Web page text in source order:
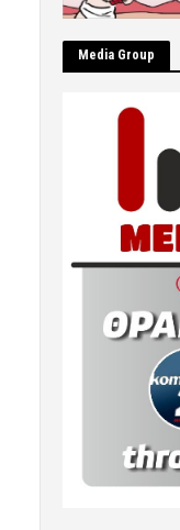
Μedia Group